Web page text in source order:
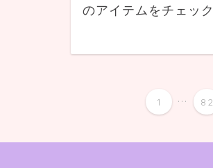
のアイテムをチェック
1 ... 82